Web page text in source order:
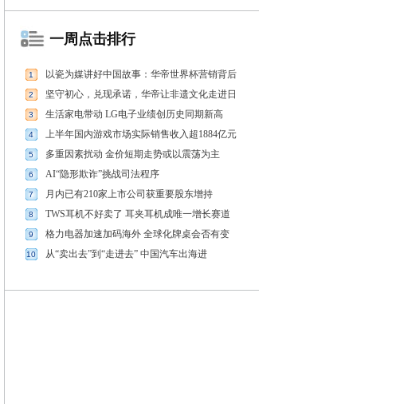
一周点击排行
1 以瓷为媒讲好中国故事：华帝世界杯营销背后
2 坚守初心，兑现承诺，华帝让非遗文化走进日
3 生活家电带动 LG电子业绩创历史同期新高
4 上半年国内游戏市场实际销售收入超1884亿元
5 多重因素扰动 金价短期走势或以震荡为主
6 AI“隐形欺诈”挑战司法程序
7 月内已有210家上市公司获重要股东增持
8 TWS耳机不好卖了 耳夹耳机成唯一增长赛道
9 格力电器加速加码海外 全球化牌桌会否有变
10 从“卖出去”到“走进去” 中国汽车出海进